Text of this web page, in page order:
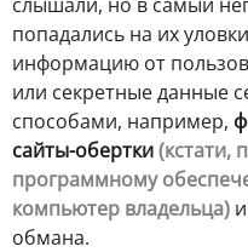
попадались на их
информацию от
или секретные данные
способами, например,
сайты-обертки(кстати,
программному
компьютер владельца)
обмана.